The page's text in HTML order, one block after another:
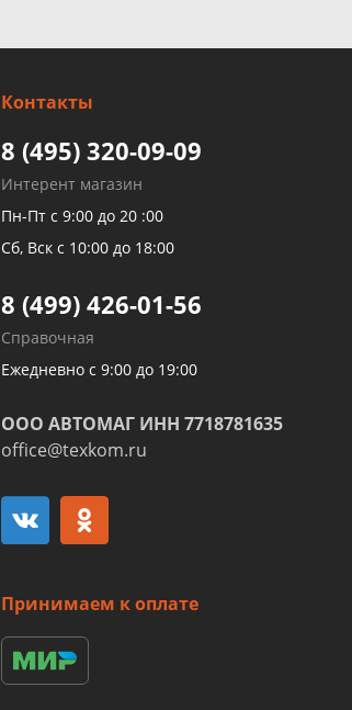
Контакты
8 (495) 320-09-09
Интерент магазин
Пн-Пт с 9:00 до 20 :00
Сб, Вск с 10:00 до 18:00
8 (499) 426-01-56
Справочная
Ежедневно с 9:00 до 19:00
ООО АВТОМАГ ИНН 7718781635
office@texkom.ru
Принимаем к оплате